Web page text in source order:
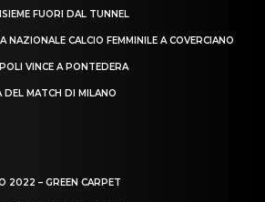
FUORI DAL TUNNEL
NAZIONALE CALCIO FEMMINILE A COVERCIANO
VINCE A PONTEDERA
DEL MATCH DI MILANO
2022 – GREEN CARPET